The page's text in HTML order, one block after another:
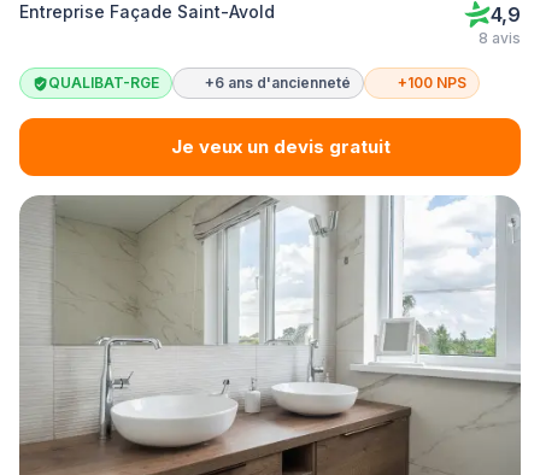
Entreprise Façade Saint-Avold 4,9
8 avis
QUALIBAT-RGE +6 ans d'ancienneté +100 NPS
Je veux un devis gratuit